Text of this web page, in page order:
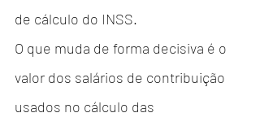
de cálculo do INSS.
O que muda de forma decisiva é o
valor dos salários de contribuição
usados no cálculo das